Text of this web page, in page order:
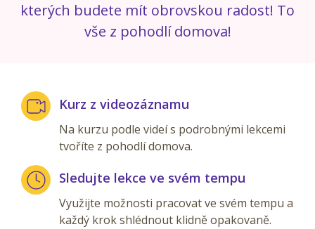
kterých budete mít obrovskou radost! To
vše z pohodlí domova!
Kurz z videozáznamu
Na kurzu podle videí s podrobnými lekcemi
tvoříte z pohodlí domova.
Sledujte lekce ve svém tempu
Využijte možnosti pracovat ve svém tempu a
každý krok shlédnout klidně opakovaně.